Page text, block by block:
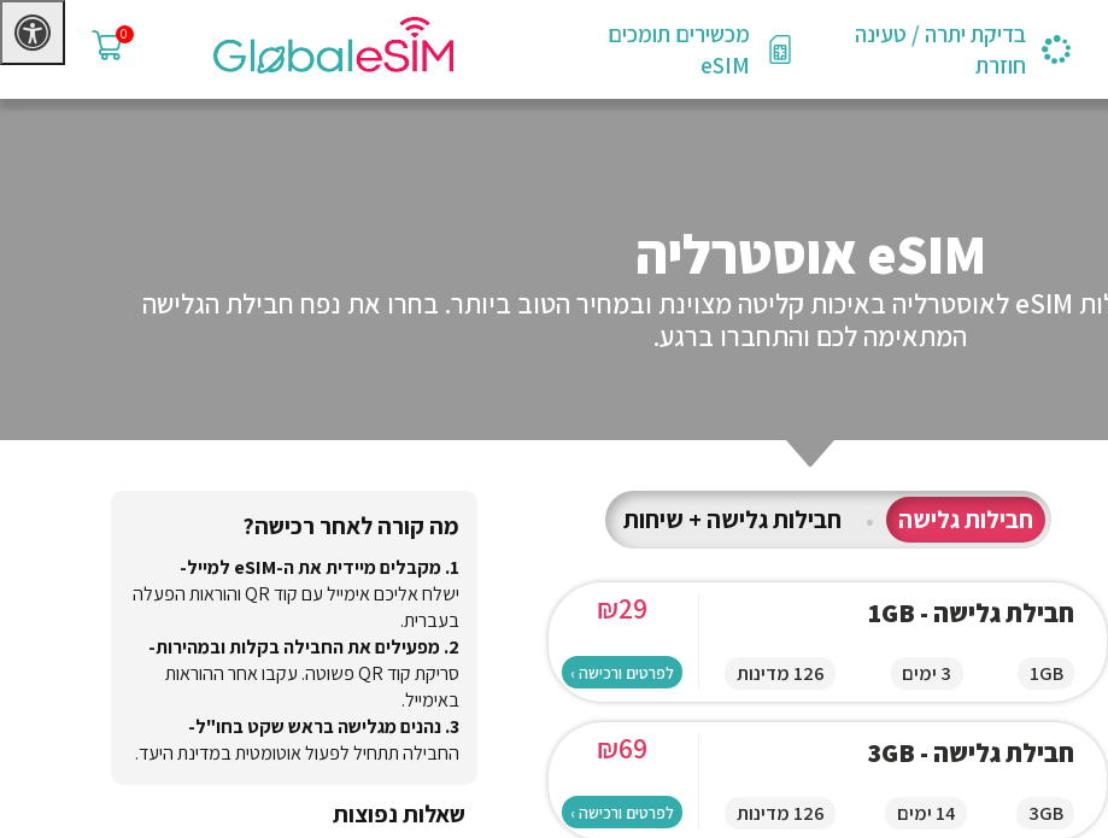
0
בדיקת יתרה / טעינה
חוזרת
מכשירים תומכים
eSIM
eSIM אוסטרליה
GlobaleSIM מציעים לכם מגוון חבילות eSIM לאוסטרליה באיכות קליטה מצוינת ובמחיר הטוב ביותר. בחרו את נפח חבילת הגלישה
המתאימה לכם והתחברו ברגע.
חבילות גלישה • חבילות גלישה + שיחות
חבילת גלישה - 1GB
1GB 3 ימים 126 מדינות
₪29
לפרטים ורכישה ›
חבילת גלישה - 3GB
3GB 14 ימים 126 מדינות
₪69
לפרטים ורכישה ›
מה קורה לאחר רכישה?
1. מקבלים מיידית את ה-eSIM למייל-
ישלח אליכם אימייל עם קוד QR והוראות הפעלה
בעברית.
2. מפעילים את החבילה בקלות ובמהירות-
סריקת קוד QR פשוטה. עקבו אחר ההוראות
באימייל.
3. נהנים מגלישה בראש שקט בחו"ל-
החבילה תתחיל לפעול אוטומטית במדינת היעד.
שאלות נפוצות